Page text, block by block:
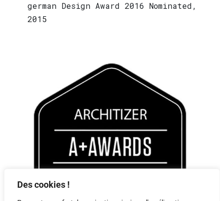
Des cookies !
german Design Award 2016 Nominated,
2015